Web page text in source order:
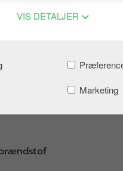
VIS DETALJER
Marketing
Døgnåbent